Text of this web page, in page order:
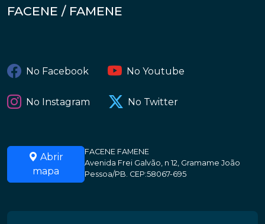
FACENE / FAMENE
No Facebook No Youtube
No Instagram No Twitter
Abrir
mapa
FACENE FAMENE
Avenida Frei Galvão, n 12, Gramame João
Pessoa/PB. CEP:58067-695